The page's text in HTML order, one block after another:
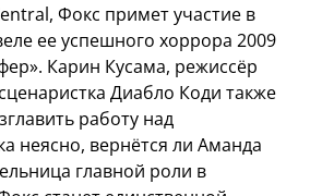
Фокс примет участие в
ее успешного хоррора 2009
Карин Кусама, режиссёр
Диабло Коди также
работу над
неясно, вернётся ли Аманда
главной роли в